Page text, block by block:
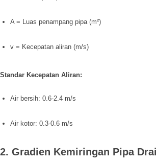
A = Luas penampang pipa (m²)
v = Kecepatan aliran (m/s)
Standar Kecepatan Aliran:
Air bersih: 0.6-2.4 m/s
Air kotor: 0.3-0.6 m/s
2. Gradien Kemiringan Pipa